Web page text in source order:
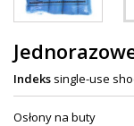
Indeks single-use
Osłony na buty